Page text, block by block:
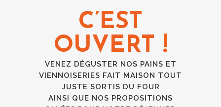
C’EST
OUVERT !
VENEZ DÉGUSTER NOS PAINS ET
VIENNOISERIES FAIT MAISON TOUT
JUSTE SORTIS DU FOUR
AINSI QUE NOS PROPOSITIONS